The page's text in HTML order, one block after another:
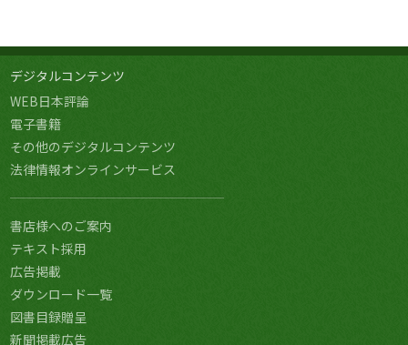
デジタルコンテンツ
WEB日本評論
電子書籍
その他のデジタルコンテンツ
法律情報オンラインサービス
書店様へのご案内
テキスト採用
広告掲載
ダウンロード一覧
図書目録贈呈
新聞掲載広告